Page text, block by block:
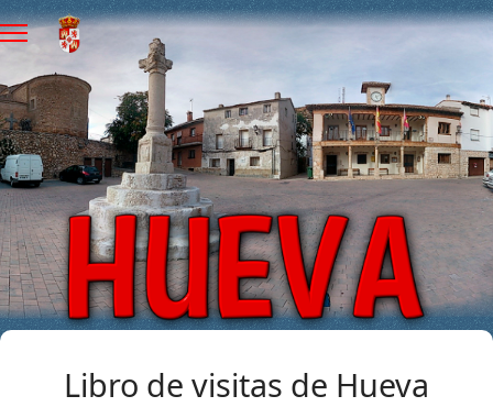
Libro de visitas de Hueva